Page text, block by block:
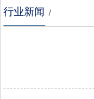
行业新闻 /